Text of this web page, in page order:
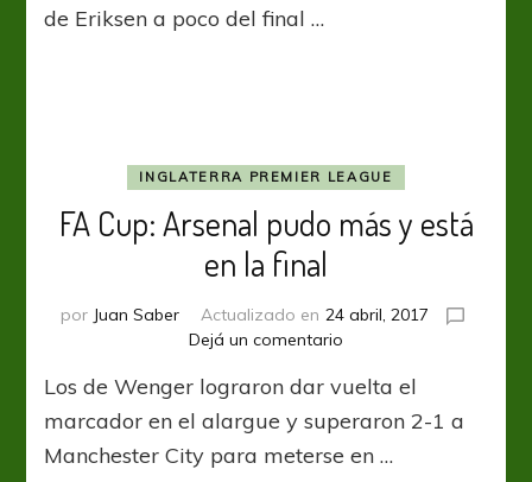
de Eriksen a poco del final …
INGLATERRA PREMIER LEAGUE
FA Cup: Arsenal pudo más y está
en la final
por Juan Saber Actualizado en 24 abril, 2017
Dejá un comentario
Cup:
Arsenal
más
Los de Wenger lograron dar vuelta el
marcador en el alargue y superaron 2-1 a
Manchester City para meterse en …